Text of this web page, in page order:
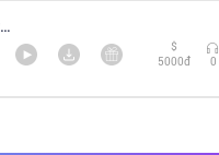
Bình minh năm mới từ Tây Bắc
$
5000đ
0